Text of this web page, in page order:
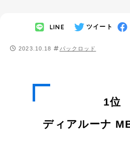
LINE ツイート
2023.10.18 パックロッド
1位
ディアルーナ